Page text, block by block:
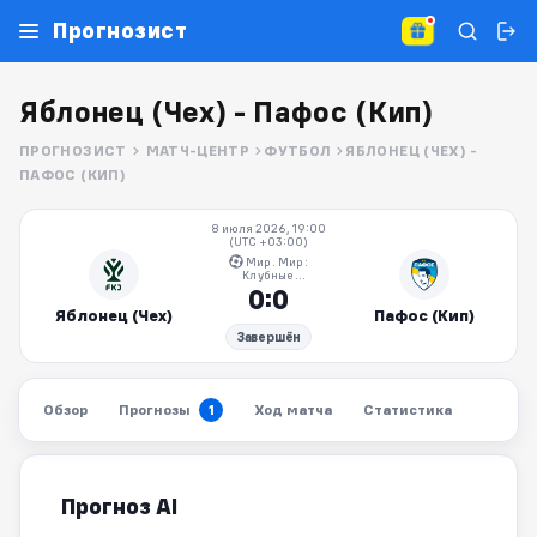
Прогнозист
Яблонец (Чех) - Пафос (Кип)
ПРОГНОЗИСТ МАТЧ-ЦЕНТР ФУТБОЛ
ЯБЛОНЕЦ (ЧЕХ) -
ПАФОС (КИП)
Яблонец (Чех)
8 июля 2026, 19:00
(UTC +03:00)
Мир. Мир:
Клубные
товарищеские
матчи
0:0
Завершён
Пафос (Кип)
Обзор Прогнозы 1 Ход матча Статистика
Прогноз AI